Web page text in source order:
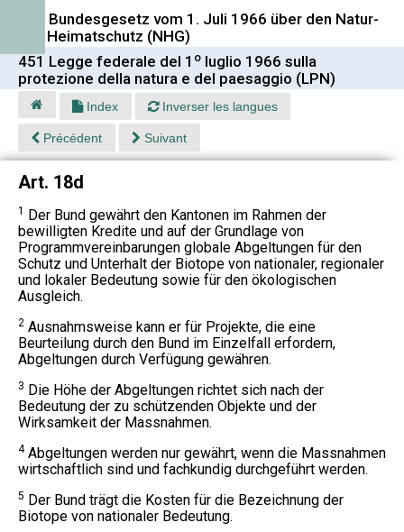
451 Bundesgesetz vom 1. Juli 1966 über den Natur-
und Heimatschutz (NHG)
451 Legge federale del 1 o luglio 1966 sulla
protezione della natura e del paesaggio (LPN)
Index Inverser les langues
Précédent Suivant
Art. 18d
1 Der Bund gewährt den Kantonen im Rahmen der
bewilligten Kredite und auf der Grundlage von
Programmvereinbarungen globale Abgeltungen für den
Schutz und Unterhalt der Biotope von nationaler, regionaler
und lokaler Bedeutung sowie für den ökologischen
Ausgleich.
2 Ausnahmsweise kann er für Projekte, die eine
Beurteilung durch den Bund im Einzelfall erfordern,
Abgeltungen durch Verfügung gewähren.
3 Die Höhe der Abgeltungen richtet sich nach der
Bedeutung der zu schützenden Objekte und der
Wirksamkeit der Massnahmen.
4Abgeltungen werden nur gewährt, wenn die Massnahmen
wirtschaftlich sind und fachkundig durchgeführt werden.
5 Der Bund trägt die Kosten für die Bezeichnung der
Biotope von nationaler Bedeutung.